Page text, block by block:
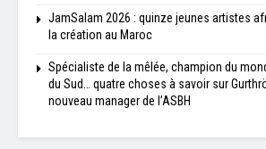
JamSalam 2026 : quinze jeunes artistes
la création au Maroc
Spécialiste de la mêlée, champion du
du Sud… quatre choses à savoir sur
nouveau manager de l’ASBH